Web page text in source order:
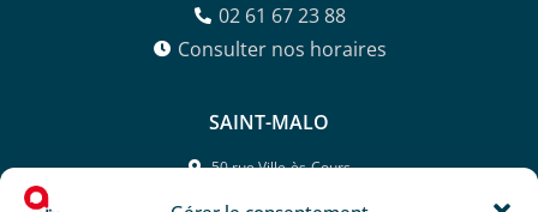
02 61 67 23 88
Consulter nos horaires
SAINT-MALO
50 rue Ville-ès-Cours,